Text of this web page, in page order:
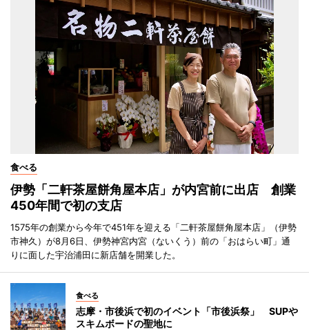
食べる
伊勢「二軒茶屋餅角屋本店」が内宮前に出店 創業
450年間で初の支店
1575年の創業から今年で451年を迎える「二軒茶屋餅角屋本店」（伊勢
市神久）が8月6日、伊勢神宮内宮（ないくう）前の「おはらい町」通
りに面した宇治浦田に新店舗を開業した。
食べる
志摩・市後浜で初のイベント「市後浜祭」 SUPや
スキムボードの聖地に